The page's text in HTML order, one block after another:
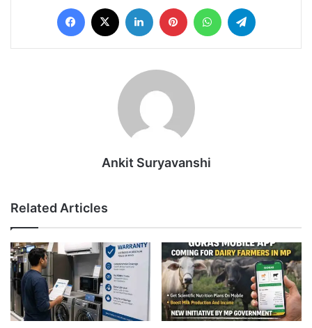
Facebook LinkedIn PinterestWhatsApp
Ankit Suryavanshi
Related Articles